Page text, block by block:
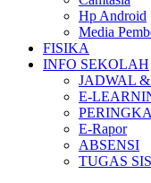
Hp Android
Media
FISIKA
INFO SEKOLAH
JADWAL
E-
E-Rapor
ABSENSI
TUGAS